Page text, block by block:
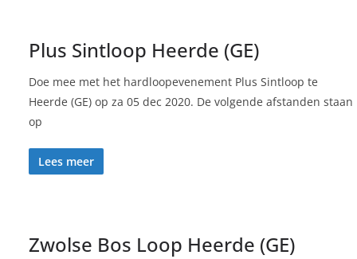
Plus Sintloop Heerde (GE)
Doe mee met het hardloopevenement Plus Sintloop te
Heerde (GE) op za 05 dec 2020. De volgende afstanden staan
op
Lees meer
Zwolse Bos Loop Heerde (GE)